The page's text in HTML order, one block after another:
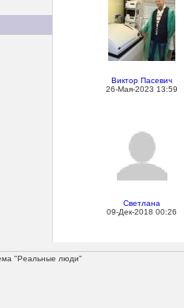
Виктор Пасевич
26-Мая-2023 13:59
Светлана
09-Дек-2018 00:26
"Реальные люди"